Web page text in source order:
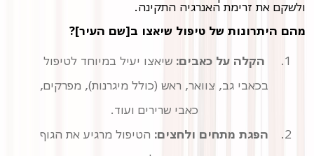
ולשקם את זרימת האנרגיה התקינה.
מהם היתרונות של טיפול שיאצו ב[שם העיר]?
הקלה על כאבים:
כאבי שרירים ועוד.
הפגת מתחים ולחצים: